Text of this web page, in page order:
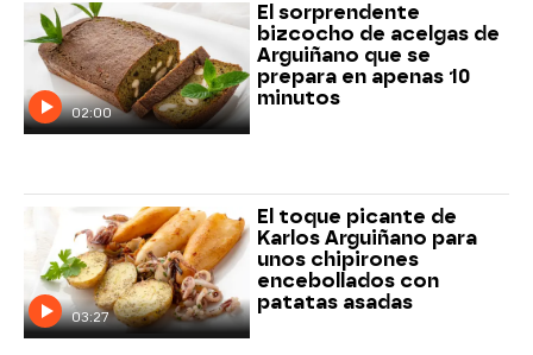
02:00
El sorprendente
bizcocho de acelgas de
Arguiñano que se
prepara en apenas 10
minutos
03:27
El toque picante de
Karlos Arguiñano para
unos chipirones
encebollados con
patatas asadas